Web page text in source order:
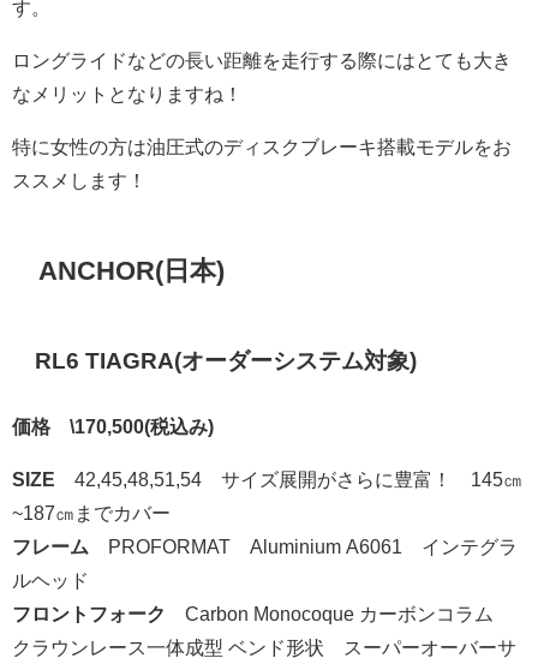
す。
ロングライドなどの長い距離を走行する際にはとても大き
なメリットとなりますね！
特に女性の方は油圧式のディスクブレーキ搭載モデルをお
ススメします！
ANCHOR(日本)
RL6 TIAGRA(オーダーシステム対象)
価格 \170,500(税込み)
SIZE 42,45,48,51,54 サイズ展開がさらに豊富！ 145㎝
~187㎝までカバー
フレーム
PROFORMAT Aluminium A6061 インテグラ
ルヘッド
フロントフォーク
Carbon Monocoque カーボンコラム
クラウンレース一体成型 ベンド形状 スーパーオーバーサ